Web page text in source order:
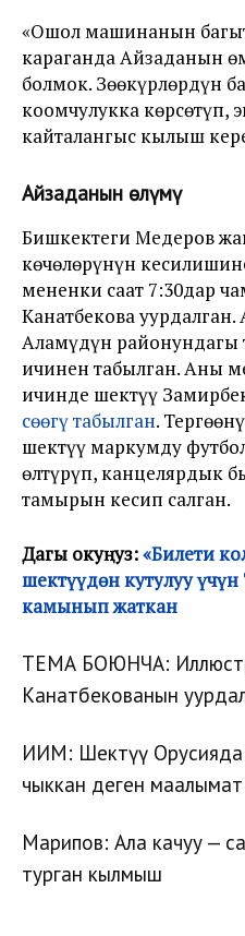
«Ошол машинанын
караганда Айзаданын
болмок. Зөөкүрлөрдүн
коомчулукка көрсөтүп,
кайталангыс кылыш
Айзаданын өлүмү
Бишкектеги Медеров
көчөлөрүнүн
мененки саат 7:30дар
Канатбекова
Аламүдүн
ичинен табылган. Аны
ичинде шектүү
сөөгү табылган.
шектүү маркумду
өлтүрүп, канцелярдык
тамырын кесип салган.
Дагы окуңуз:«Билети
шектүүдөн кутулуу үчүн
камынып жаткан
ТЕМА БОЮНЧА:
Канатбекованын
ИИМ: Шектүү Орусияда
чыккан деген
Марипов: Ала качуу —
турган кылмыш